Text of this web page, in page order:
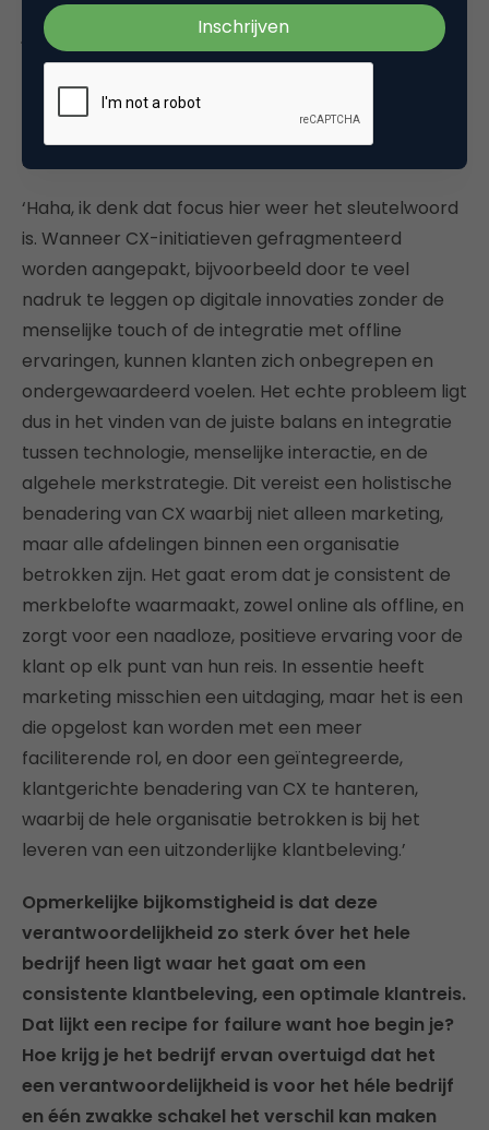
je best veel geklaag over tekortkomingen in
customer experience, ook waar het de inzet van
geautomatiseerde CX betreft. Het lijkt ook niet
minder te worden. Heeft marketing een
‘Haha, ik denk dat focus hier weer het sleutelwoord
is. Wanneer CX-initiatieven gefragmenteerd
worden aangepakt, bijvoorbeeld door te veel
nadruk te leggen op digitale innovaties zonder de
menselijke touch of de integratie met offline
ervaringen, kunnen klanten zich onbegrepen en
ondergewaardeerd voelen. Het echte probleem ligt
dus in het vinden van de juiste balans en integratie
tussen technologie, menselijke interactie, en de
algehele merkstrategie. Dit vereist een holistische
benadering van CX waarbij niet alleen marketing,
maar alle afdelingen binnen een organisatie
betrokken zijn. Het gaat erom dat je consistent de
merkbelofte waarmaakt, zowel online als offline, en
zorgt voor een naadloze, positieve ervaring voor de
klant op elk punt van hun reis. In essentie heeft
marketing misschien een uitdaging, maar het is een
die opgelost kan worden met een meer
faciliterende rol, en door een geïntegreerde,
klantgerichte benadering van CX te hanteren,
waarbij de hele organisatie betrokken is bij het
leveren van een uitzonderlijke klantbeleving.’
Opmerkelijke bijkomstigheid is dat deze
verantwoordelijkheid zo sterk óver het hele
bedrijf heen ligt waar het gaat om een
consistente klantbeleving, een optimale klantreis.
Dat lijkt een recipe for failure want hoe begin je?
Hoe krijg je het bedrijf ervan overtuigd dat het
een verantwoordelijkheid is voor het héle bedrijf
en één zwakke schakel het verschil kan maken